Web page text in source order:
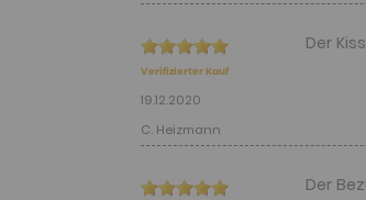
Verifizierter Kauf
C. Heizmann
19.12.2020
Der
Der